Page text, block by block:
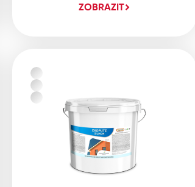
ZOBRAZIT